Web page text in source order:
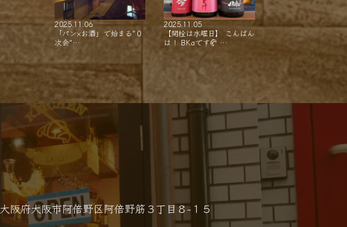
2025.11.06
「パン×お酒」で始まる"０
次会"…
2025.11.05
【開栓は水曜日】 こんばん
は！ BKaです🥐 …
大阪府大阪市阿倍野区阿倍野筋３丁目８−１５